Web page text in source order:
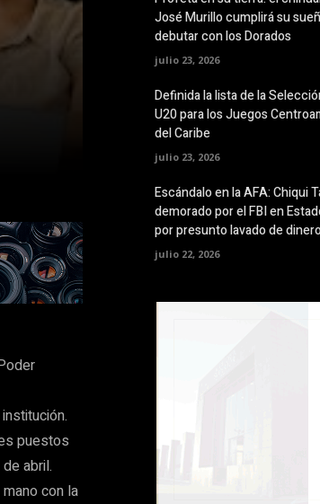
puestos
abril.
con la
José Murillo cumplirá su
debutar con los Dorados
julio 23, 2026
Definida la lista de la
U20 para los Juegos
del Caribe
julio 23, 2026
Escándalo en la AFA: Chiqui
demorado por el FBI en
por presunto lavado de
julio 22, 2026